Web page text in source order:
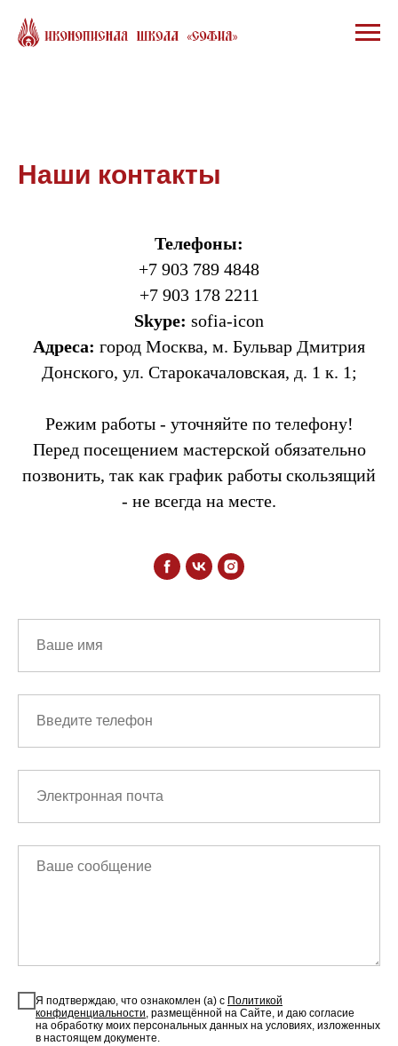
Наши контакты
Телефоны:
+7 903 789 4848
+7 903 178 2211
Skype: sofia-icon
Адреса: город Москва, м. Бульвар Дмитрия
Донского, ул. Старокачаловская, д. 1 к. 1;
Режим работы - уточняйте по телефону!
Перед посещением мастерской обязательно
позвонить, так как график работы скользящий
- не всегда на месте.
Я подтверждаю, что ознакомлен (а) с Политикой
конфиденциальности, размещённой на Сайте, и даю согласие
на обработку моих персональных данных на условиях, изложенных
в настоящем документе.